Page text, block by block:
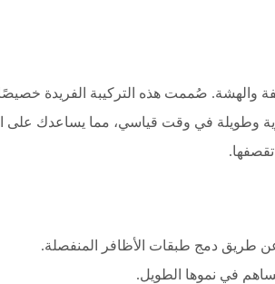
والهشة. صُممت هذه التركيبة الفريدة
وطويلة في وقت قياسي، مما يساعدك على
طريق دمج طبقات الأظافر المنفصلة.
في نموها الطويل.